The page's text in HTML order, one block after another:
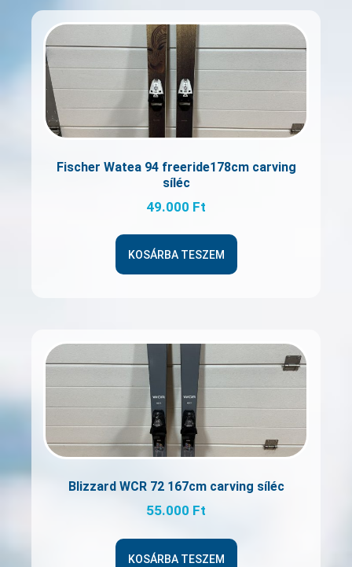
Fischer Watea 94 freeride178cm carving
síléc
49.000 Ft
KOSÁRBA TESZEM
Blizzard WCR 72 167cm carving síléc
55.000 Ft
KOSÁRBA TESZEM